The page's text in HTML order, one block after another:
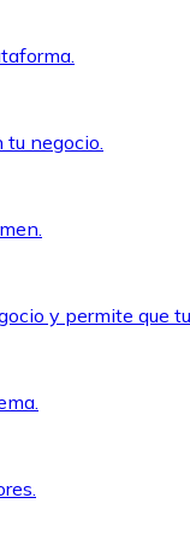
tu negocio.
y permite que